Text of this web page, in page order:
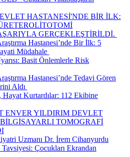
HASTANESİ'NDE BİR İLK:
GERÇEKLEŞTİRİLDİ.
Hastanesi’nde Bir İlk: 5
Müdahale
Basit Önlemlerle Risk
Hastanesi’nde Tedavi Gören
Aldı
Hayat Kurtardılar: 112 Ekibine
ENVER YILDIRIM DEVLET
TOMOGRAFİ
Uzmanı Dr. İrem Cihanyurdu
Çocukları Ekrandan